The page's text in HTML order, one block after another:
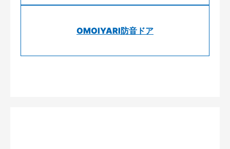
OMOIYARI防音ドア